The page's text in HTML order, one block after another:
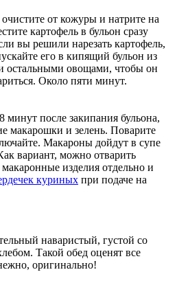
от кожуры и натрите на
картофель в бульон сразу
вы решили нарезать картофель,
его в кипящий бульон из
остальными овощами, чтобы он
Около пяти минут.
минут после закипания бульона,
макарошки и зелень. Поварите
Макароны дойдут в супе
вариант, можно отварить
изделия отдельно и
куриных при подаче на
наваристый, густой со
Такой обед оценят все
оригинально!